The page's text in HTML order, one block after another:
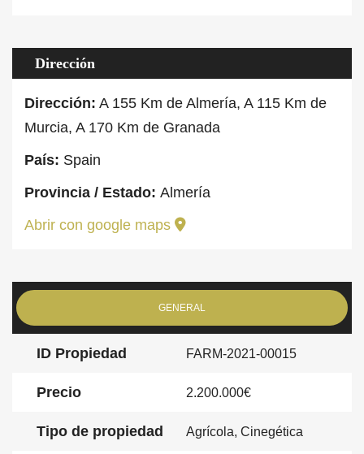
Dirección
Dirección: A 155 Km de Almería, A 115 Km de
Murcia, A 170 Km de Granada
País: Spain
Provincia / Estado: Almería
Abrir con google maps
GENERAL
ID Propiedad FARM-2021-00015
Precio 2.200.000€
Tipo de propiedad Agrícola, Cinegética